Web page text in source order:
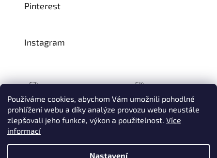
Používáme cookies, abychom Vám umožnili pohodlné
prohlížení webu a díky analýze provozu webu neustále
zlepšovali jeho funkce, výkon a použitelnost. Více
informací
Nastavení
Pinterest
Instagram
CZ: SK:
Vytvořil Shoptet
© 1993–2026INTEA SERVICE s.r.o.Všechna práva vyhrazena.